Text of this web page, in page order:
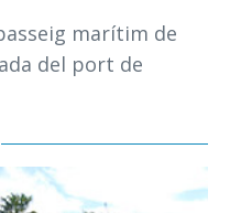
marítim de
del port de